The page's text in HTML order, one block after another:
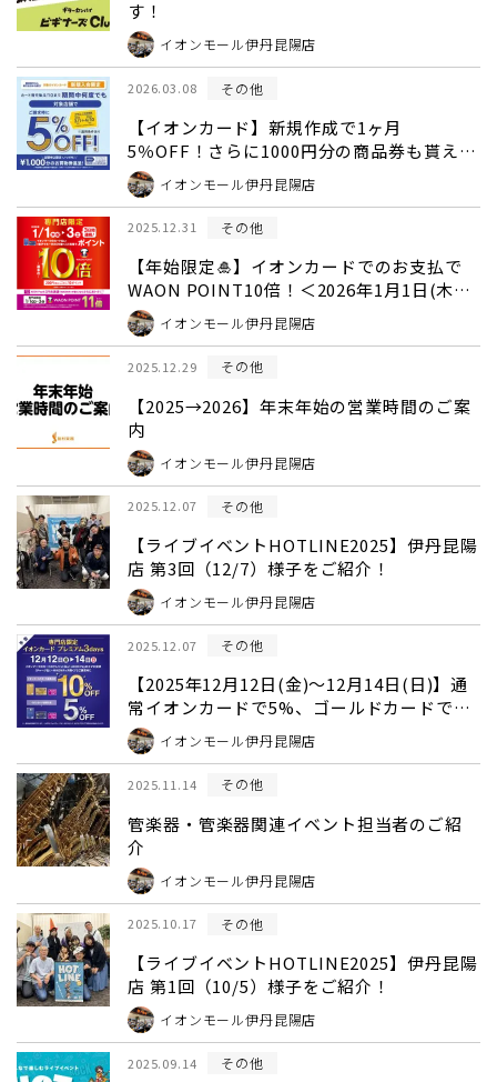
す！
イオンモール伊丹昆陽店
2026.03.08 その他
【イオンカード】新規作成で1ヶ月
5％OFF！さらに1000円分の商品券も貰えま
す♪＜2026年3月1日～2026年4月10日まで
＞
イオンモール伊丹昆陽店
2025.12.31 その他
【年始限定🎍】イオンカードでのお支払で
WAON POINT10倍！＜2026年1月1日(木・
祝)〜3(土)＞
イオンモール伊丹昆陽店
2025.12.29 その他
【2025→2026】年末年始の営業時間のご案
内
イオンモール伊丹昆陽店
2025.12.07 その他
【ライブイベントHOTLINE2025】伊丹昆陽
店 第3回（12/7）様子をご紹介！
イオンモール伊丹昆陽店
2025.12.07 その他
【2025年12月12日(金)～12月14日(日)】通
常イオンカードで5%、ゴールドカードでの
お支払いで10％OFF！
イオンモール伊丹昆陽店
2025.11.14 その他
管楽器・管楽器関連イベント担当者のご紹
介
イオンモール伊丹昆陽店
2025.10.17 その他
【ライブイベントHOTLINE2025】伊丹昆陽
店 第1回（10/5）様子をご紹介！
イオンモール伊丹昆陽店
2025.09.14 その他